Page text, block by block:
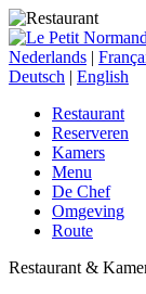
Nederlands |
Deutsch | English
Restaurant
Reserveren
Kamers
Menu
De Chef
Omgeving
Route
Restaurant &